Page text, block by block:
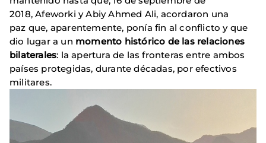
2018, Afeworki y Abiy Ahmed Ali, acordaron una
paz que, aparentemente, ponía fin al conflicto y que
dio lugar a un momento histórico de las relaciones
bilaterales: la apertura de las fronteras entre ambos
países protegidas, durante décadas, por efectivos
militares.